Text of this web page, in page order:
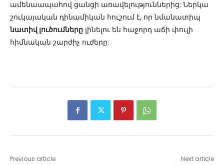
ամենաապահով ցանցի առավելություններից: Ներկա
շուկայական դինամիկան հուշում է, որ նմանատիպ
նատիվ լուծումները լինելու են հաջորդ աճի փուլի
հիմնական շարժիչ ուժերը:
Previous article Next article